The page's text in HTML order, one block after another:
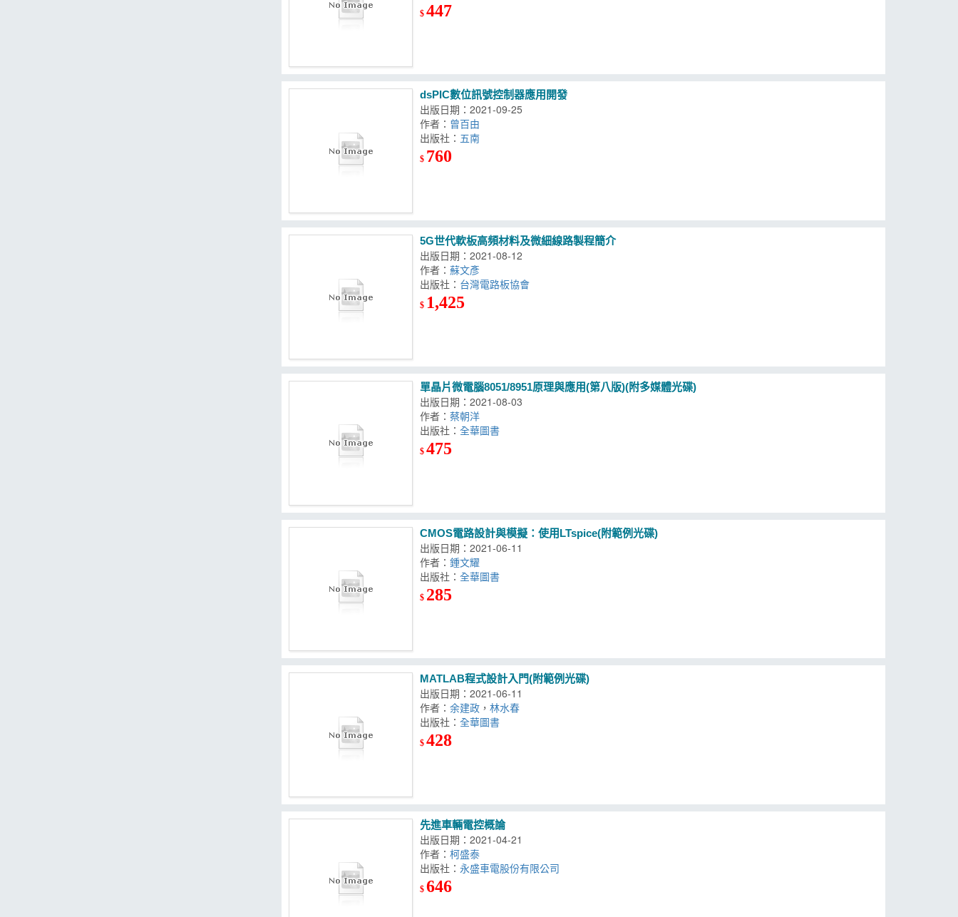
$447
dsPIC數位訊號控制器應用開發
出版日期：2021-09-25
作者： 曾百由
出版社：
$ 760
5G世代軟板高頻材料及微細線路製程簡介
出版日期：2021-08-12
作者：蘇文彥
出版社：
$ 1,425
單晶片微電腦8051/8951原理與應用(第八版)(附多媒體光碟)
出版日期：2021-08-03
作者：蔡朝洋
出版社：
$475
CMOS電路設計與模擬：使用LTspice(附範例光碟)
出版日期：2021-06-11
作者：鍾文耀
出版社：
$ 285
MATLAB程式設計入門(附範例光碟)
出版日期：2021-06-11
作者：余建政 ，林水春
出版社：
$428
先進車輛電控概論
出版日期：2021-04-21
作者：柯盛泰
出版社：
$646